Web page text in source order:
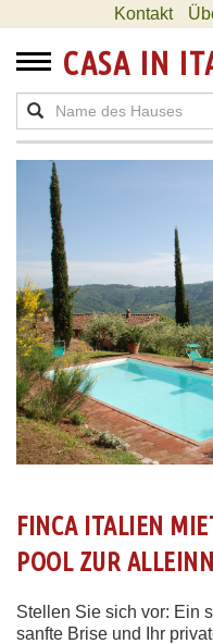
Kontakt
CASA IN
FINCA ITALIEN
POOL ZUR
Stellen Sie sich vor: Ein
sanfte Brise und Ihr